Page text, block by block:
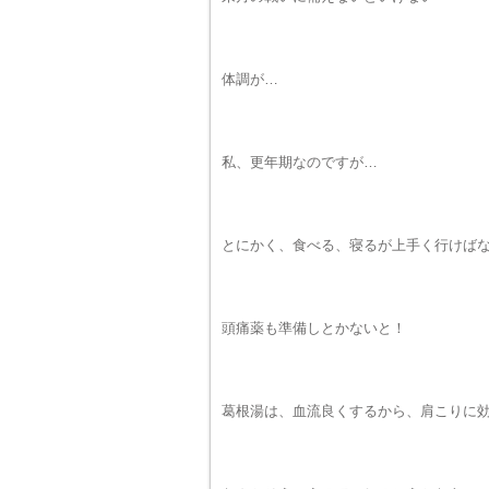
体調が…
私、更年期なのですが…
とにかく、食べる、寝るが上手く行けば
頭痛薬も準備しとかないと！
葛根湯は、血流良くするから、肩こりに効